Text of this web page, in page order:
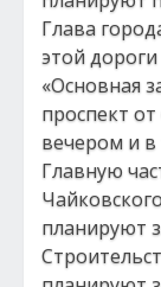
Глава
этой
«Основная
проспект
вечером и
Главную
планируют